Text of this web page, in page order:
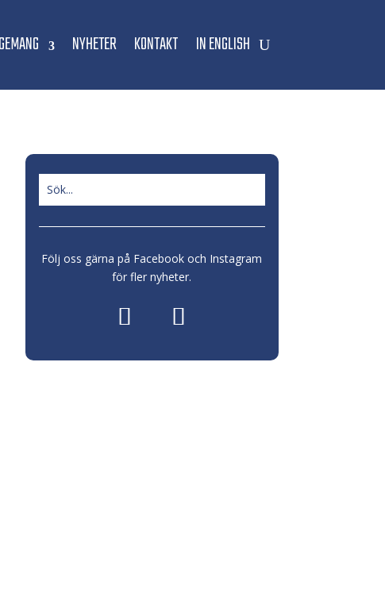
NYHETER KONTAKT IN ENGLISH
Följ oss gärna på Facebook och Instagram
för fler nyheter.